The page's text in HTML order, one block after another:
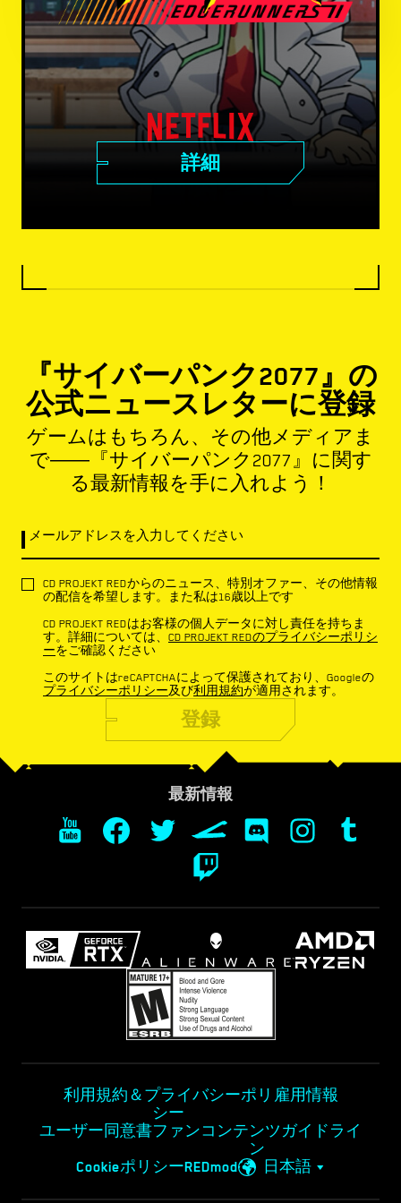
詳細
『サイバーパンク2077』の
公式ニュースレターに登録
ゲームはもちろん、その他メディアま
で――『サイバーパンク2077』に関す
る最新情報を手に入れよう！
メールアドレスを入力してください
CD PROJEKT REDからのニュース、特別オファー、その他情報
の配信を希望します。また私は16歳以上です
CD PROJEKT REDはお客様の個人データに対し責任を持ちま
す。詳細については、 CD PROJEKT REDのプライバシーポリシ
ーをご確認ください
このサイトはreCAPTCHAによって保護されており、Googleの
プライバシーポリシー及び利用規約が適用されます。
登録
最新情報
利用規約＆プライバシーポリ
シー
雇用情報
ユーザー同意書ファンコンテンツガイドライ
ン
CookieポリシーREDmod 日本語